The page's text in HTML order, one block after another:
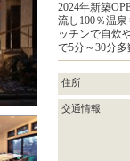
2024年新築
流し100％温
ッチンで自炊
で5分～30分
住所
交通情報